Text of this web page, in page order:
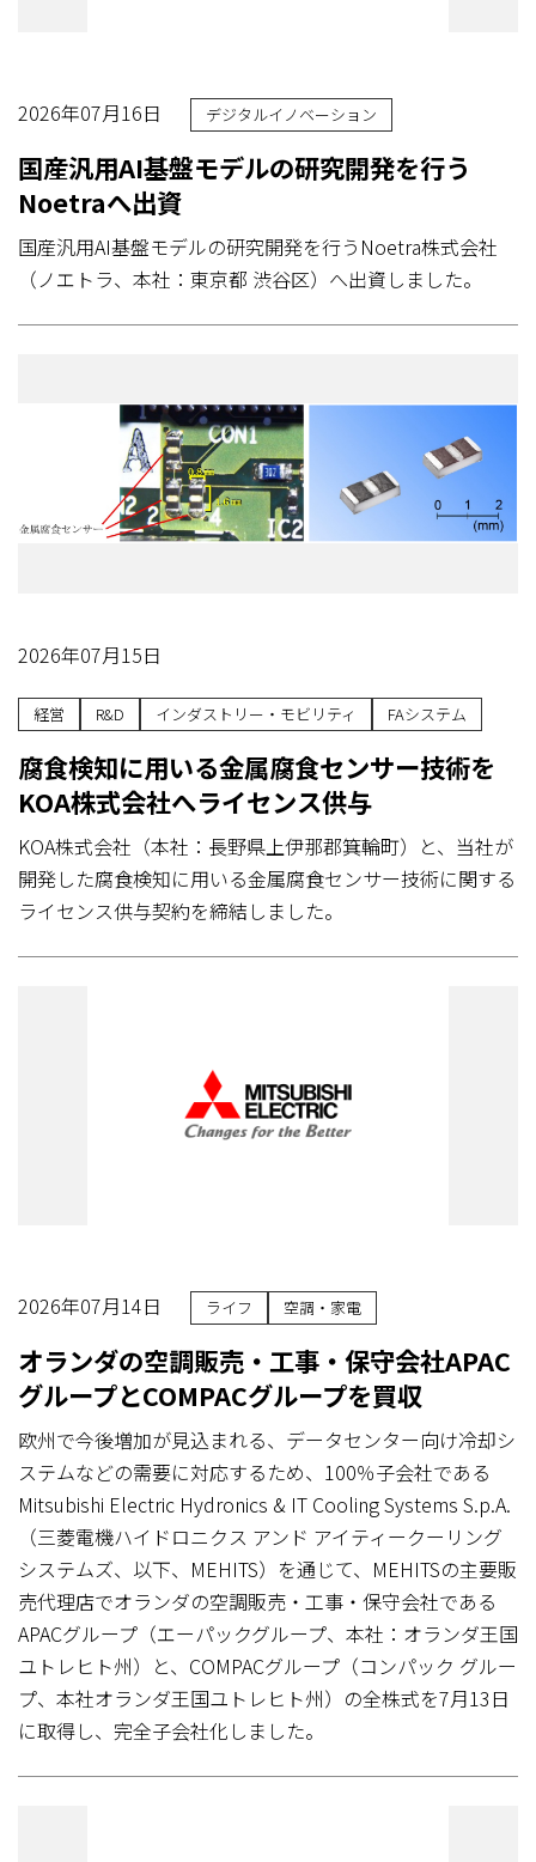
2026年07月16日 デジタルイノベーション
国産汎用AI基盤モデルの研究開発を行う
Noetraへ出資
国産汎用AI基盤モデルの研究開発を行うNoetra株式会社
（ノエトラ、本社：東京都 渋谷区）へ出資しました。
2026年07月15日
経営 R&D インダストリー・モビリティ FAシステム
腐食検知に用いる金属腐食センサー技術を
KOA株式会社へライセンス供与
KOA株式会社（本社：長野県上伊那郡箕輪町）と、当社が
開発した腐食検知に用いる金属腐食センサー技術に関する
ライセンス供与契約を締結しました。
2026年07月14日 ライフ 空調・家電
オランダの空調販売・工事・保守会社APAC
グループとCOMPACグループを買収
欧州で今後増加が見込まれる、データセンター向け冷却シ
ステムなどの需要に対応するため、100％子会社である
Mitsubishi Electric Hydronics & IT Cooling Systems S.p.A.
（三菱電機ハイドロニクス アンド アイティークーリング
システムズ、以下、MEHITS）を通じて、MEHITSの主要販
売代理店でオランダの空調販売・工事・保守会社である
APACグループ（エーパックグループ、本社：オランダ王国
ユトレヒト州）と、COMPACグループ（コンパック グルー
プ、本社オランダ王国ユトレヒト州）の全株式を7月13日
に取得し、完全子会社化しました。